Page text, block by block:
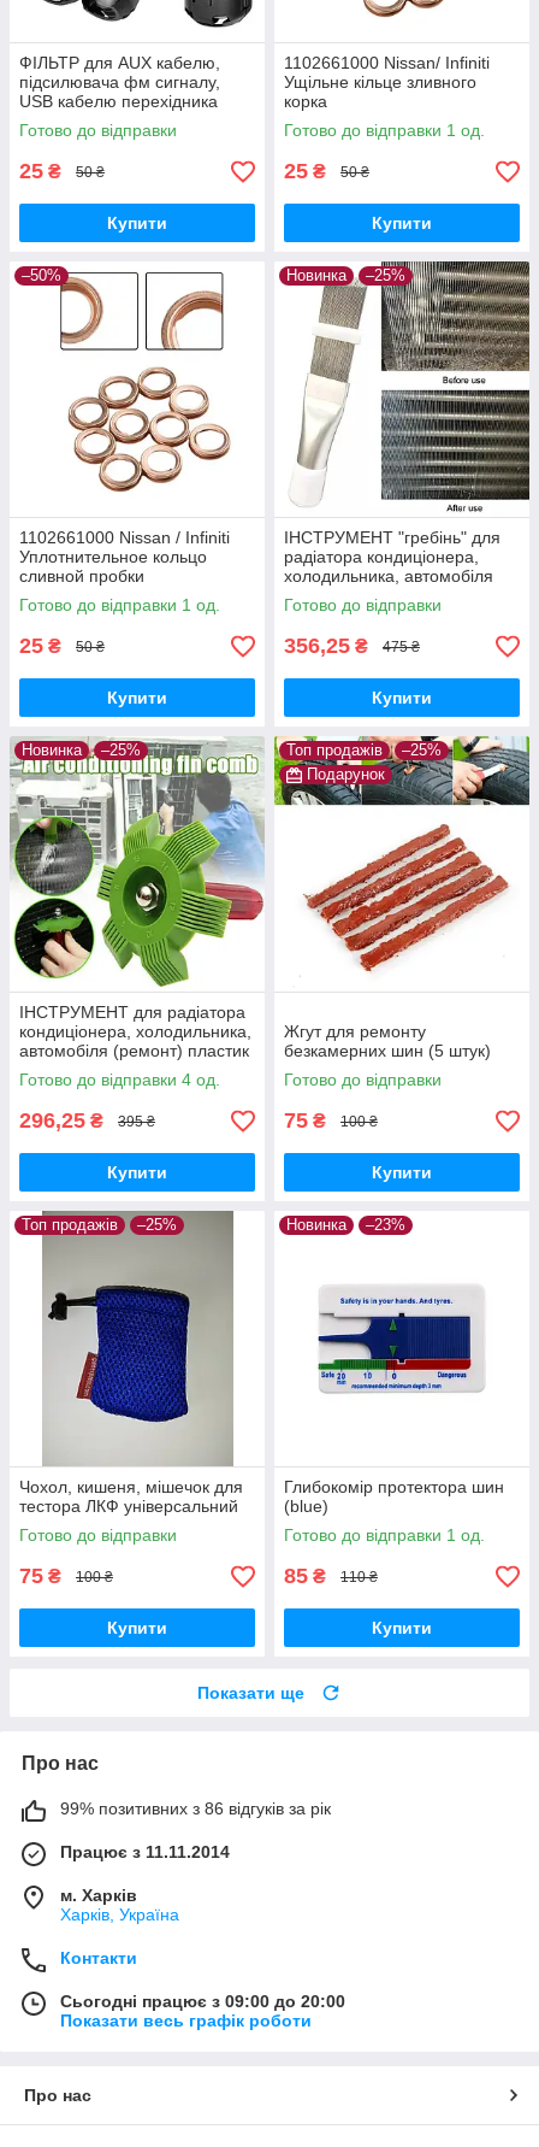
ФІЛЬТР для AUX кабелю,
підсилювача фм сигналу,
USB кабелю перехідника
Готово до відправки
25 ₴ 50 ₴
Купити
1102661000 Nissan/ Infiniti
Ущільне кільце зливного
корка
Готово до відправки 1 од.
25 ₴ 50 ₴
Купити
–50%
1102661000 Nissan / Infiniti
Уплотнительное кольцо
сливной пробки
Готово до відправки 1 од.
25 ₴ 50 ₴
Купити
Новинка –25%
ІНСТРУМЕНТ "гребінь" для
радіатора кондиціонера,
холодильника, автомобіля
(очищення, ремонт)
Готово до відправки
356,25 ₴ 475 ₴
Купити
Новинка –25%
ІНСТРУМЕНТ для радіатора
кондиціонера, холодильника,
автомобіля (ремонт) пластик
Готово до відправки 4 од.
296,25 ₴ 395 ₴
Купити
Топ продажів
–25%
Подарунок
Жгут для ремонту
безкамерних шин (5 штук)
Готово до відправки
75 ₴ 100 ₴
Купити
Топ продажів –25%
Чохол, кишеня, мішечок для
тестора ЛКФ універсальний
Готово до відправки
75 ₴ 100 ₴
Купити
Новинка –23%
Глибокомір протектора шин
(blue)
Готово до відправки 1 од.
85 ₴ 110 ₴
Купити
Показати ще
Про нас
99% позитивних з 86 відгуків за рік
Працює з 11.11.2014
м. Харків
Харків, Україна
Контакти
Сьогодні працює з 09:00 до 20:00
Показати весь графік роботи
Про нас